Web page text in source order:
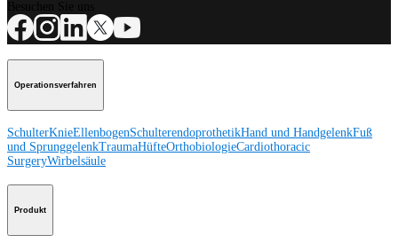
Operationsverfahren
SchulterKnieEllenbogenSchulterendoprothetikHand und HandgelenkFuß
und SprunggelenkTraumaHüfteOrthobiologieCardiothoracic
SurgeryWirbelsäule
Produkt